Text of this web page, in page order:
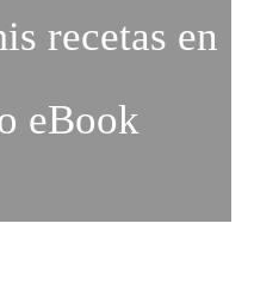
recetas en
eBook